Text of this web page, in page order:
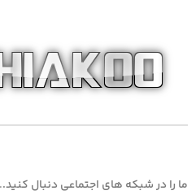
ما را در شبکه های اجتماعی دنبال کنید.